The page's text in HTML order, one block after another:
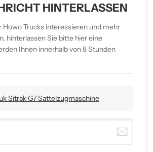
HINTERLASSEN
Howo Trucks interessieren und mehr
hinterlassen Sie bitte hier eine
Ihnen innerhalb von 8 Stunden
Sitrak G7 Sattelzugmaschine